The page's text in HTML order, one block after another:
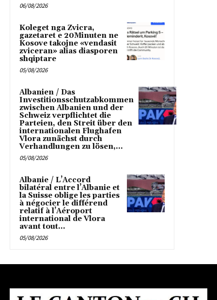
06/08/2026
Koleget nga Zvicra,
gazetaret e 20Minuten ne
Kosove takojne «vendasit
zviceran» alias diasporen
shqiptare
05/08/2026
Albanien / Das
Investitionsschutzabkommen
zwischen Albanien und der
Schweiz verpflichtet die
Parteien, den Streit über den
internationalen Flughafen
Vlora zunächst durch
Verhandlungen zu lösen,...
05/08/2026
Albanie / L’Accord
bilatéral entre l’Albanie et
la Suisse oblige les parties
à négocier le différend
relatif à l’Aéroport
international de Vlora
avant tout...
05/08/2026